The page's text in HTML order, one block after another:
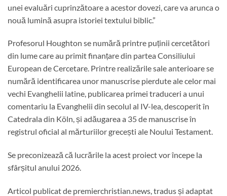
unei evaluări cuprinzătoare a acestor dovezi, care va arunca o
nouă lumină asupra istoriei textului biblic.”
Profesorul Houghton se numără printre puținii cercetători
din lume care au primit finanțare din partea Consiliului
European de Cercetare. Printre realizările sale anterioare se
numără identificarea unor manuscrise pierdute ale celor mai
vechi Evanghelii latine, publicarea primei traduceri a unui
comentariu la Evanghelii din secolul al IV-lea, descoperit în
Catedrala din Köln, și adăugarea a 35 de manuscrise în
registrul oficial al mărturiilor grecești ale Noului Testament.
Se preconizează că lucrările la acest proiect vor începe la
sfârșitul anului 2026.
Articol publicat de premierchristian.news, tradus și adaptat